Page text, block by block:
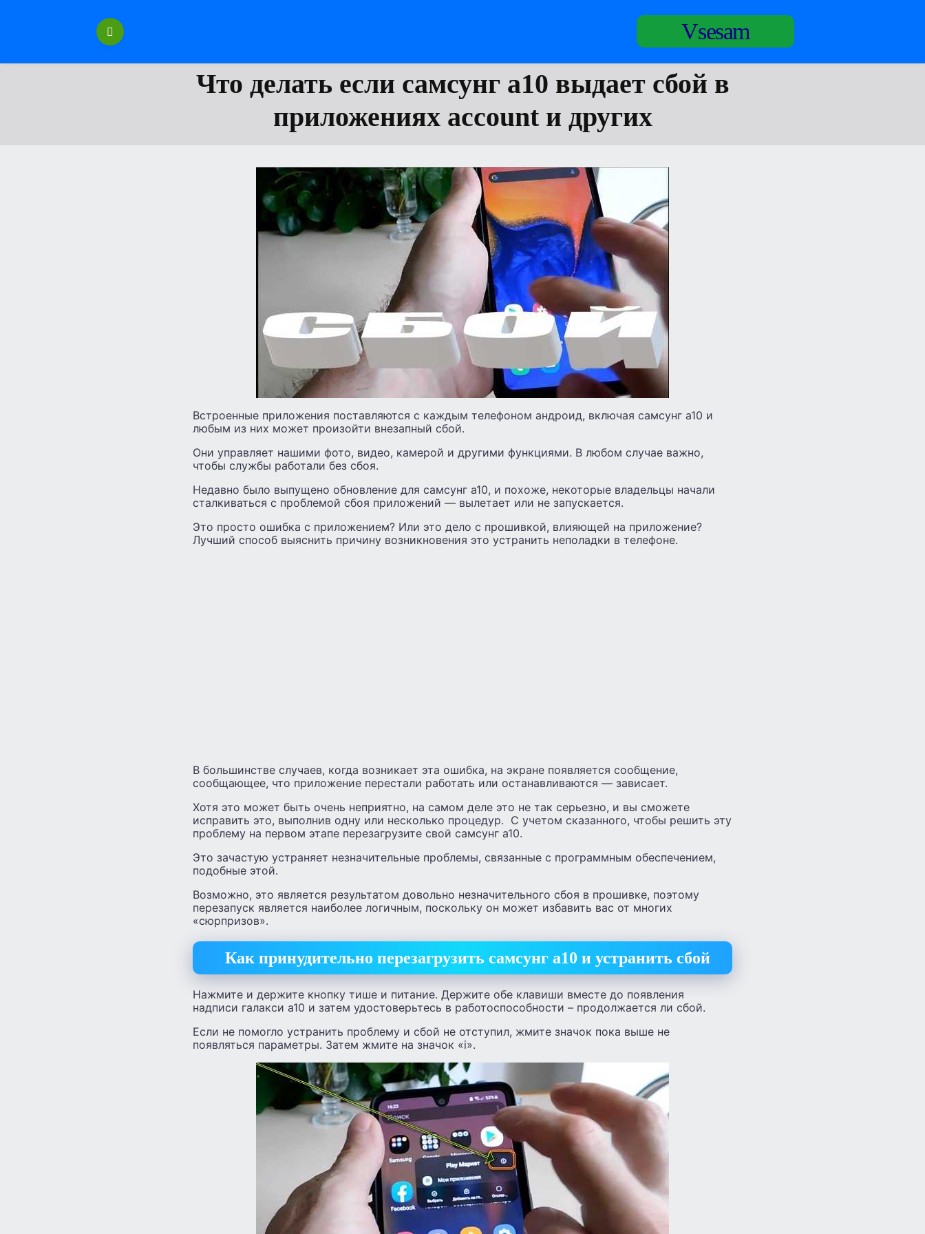
Vsesam
Что делать если самсунг а10 выдает сбой в
приложениях account и других
Встроенные приложения поставляются с каждым телефоном андроид, включая самсунг а10 и
любым из них может произойти внезапный сбой.
Они управляет нашими фото, видео, камерой и другими функциями. В любом случае важно,
чтобы службы работали без сбоя.
Недавно было выпущено обновление для самсунг а10, и похоже, некоторые владельцы начали
сталкиваться с проблемой сбоя приложений — вылетает или не запускается.
Это просто ошибка с приложением? Или это дело с прошивкой, влияющей на приложение?
Лучший способ выяснить причину возникновения это устранить неполадки в телефоне.
В большинстве случаев, когда возникает эта ошибка, на экране появляется сообщение,
сообщающее, что приложение перестали работать или останавливаются — зависает.
Хотя это может быть очень неприятно, на самом деле это не так серьезно, и вы сможете
исправить это, выполнив одну или несколько процедур. С учетом сказанного, чтобы решить эту
проблему на первом этапе перезагрузите свой самсунг а10.
Это зачастую устраняет незначительные проблемы, связанные с программным обеспечением,
подобные этой.
Возможно, это является результатом довольно незначительного сбоя в прошивке, поэтому
перезапуск является наиболее логичным, поскольку он может избавить вас от многих
«сюрпризов».
Как принудительно перезагрузить самсунг а10 и устранить сбой
Нажмите и держите кнопку тише и питание. Держите обе клавиши вместе до появления
надписи галакси а10 и затем удостоверьтесь в работоспособности – продолжается ли сбой.
Если не помогло устранить проблему и сбой не отступил, жмите значок пока выше не
появляться параметры. Затем жмите на значок «i».